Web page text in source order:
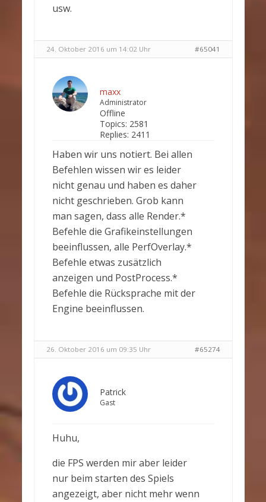
usw.
24. Oktober 2016 um 14:02 Uhr #65041
maxx
Administrator
Offline
Topics: 2581
Replies: 2411
Haben wir uns notiert. Bei allen
Befehlen wissen wir es leider
nicht genau und haben es daher
nicht geschrieben. Grob kann
man sagen, dass alle Render.*
Befehle die Grafikeinstellungen
beeinflussen, alle PerfOverlay.*
Befehle etwas zusätzlich
anzeigen und PostProcess.*
Befehle die Rücksprache mit der
Engine beeinflussen.
26. Oktober 2016 um 09:35 Uhr #65274
Patrick
Gast
Huhu,
die FPS werden mir aber leider
nur beim starten des Spiels
angezeigt, aber nicht mehr wenn